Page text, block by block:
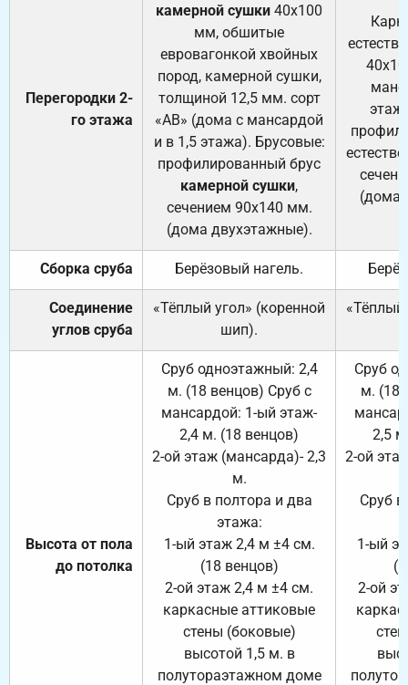
Перегородки 2-
го этажа
камерной сушки 40х100
мм, обшитые
евровагонкой хвойных
пород, камерной сушки,
толщиной 12,5 мм. сорт
«АВ» (дома с мансардой
и в 1,5 этажа). Брусовые:
профилированный брус
камерной сушки,
сечением 90х140 мм.
(дома двухэтажные).
(дома
Сборка сруба Берёзовый нагель.
Соединение
углов сруба
«Тёплый угол» (коренной
шип).
«Тёплый
Высота от пола
до потолка
Сруб одноэтажный: 2,4
м. (18 венцов) Сруб с
мансардой: 1-ый этаж-
2,4 м. (18 венцов)
2-ой этаж (мансарда)- 2,3
м.
Сруб в полтора и два
этажа:
1-ый этаж 2,4 м ±4 см.
(18 венцов)
2-ой этаж 2,4 м ±4 см.
каркасные аттиковые
стены (боковые)
высотой 1,5 м. в
полутораэтажном доме
Сруб
м. (18
2,5
2-ой
Сруб
1-ый
2-ой